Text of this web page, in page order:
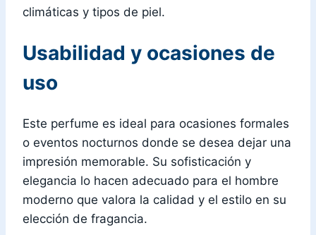
climáticas y tipos de piel.
Usabilidad y ocasiones de
uso
Este perfume es ideal para ocasiones formales
o eventos nocturnos donde se desea dejar una
impresión memorable. Su sofisticación y
elegancia lo hacen adecuado para el hombre
moderno que valora la calidad y el estilo en su
elección de fragancia.